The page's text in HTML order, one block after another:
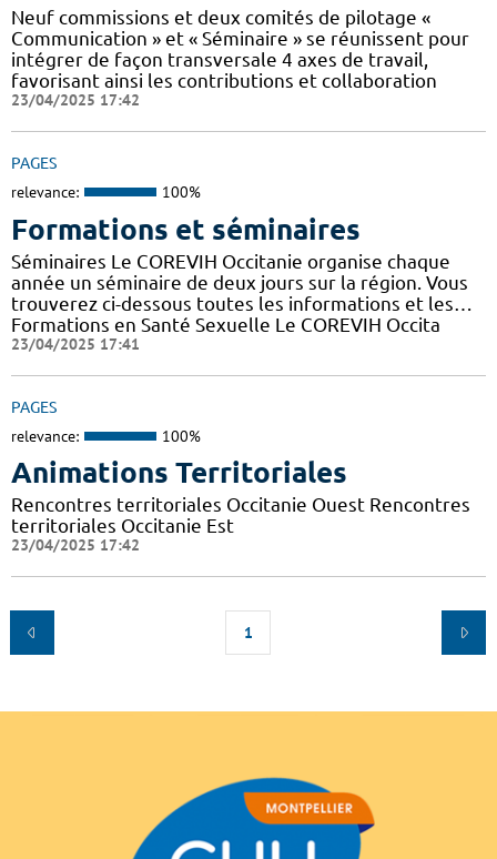
Neuf commissions et deux comités de pilotage «
Communication » et « Séminaire » se réunissent pour
intégrer de façon transversale 4 axes de travail,
favorisant ainsi les contributions et collaboration
23/04/2025 17:42
PAGES
relevance: 100%
Formations et séminaires
Séminaires Le COREVIH Occitanie organise chaque
année un séminaire de deux jours sur la région. Vous
trouverez ci-dessous toutes les informations et les…
Formations en Santé Sexuelle Le COREVIH Occita
23/04/2025 17:41
PAGES
relevance: 100%
Animations Territoriales
Rencontres territoriales Occitanie Ouest Rencontres
territoriales Occitanie Est
23/04/2025 17:42
1